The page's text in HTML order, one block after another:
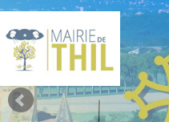
Mairie de Thil